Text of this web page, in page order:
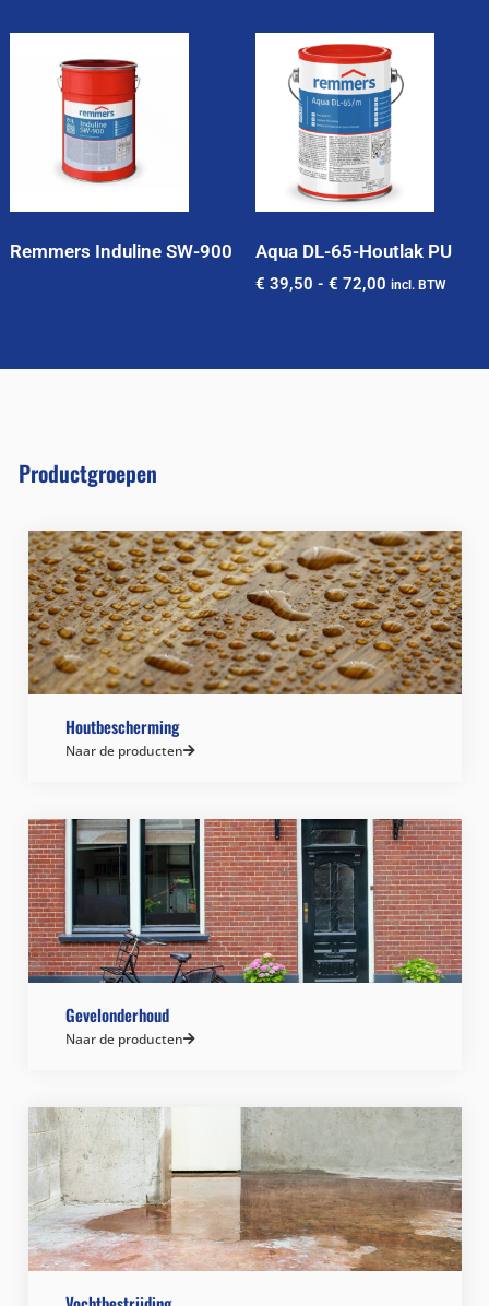
Remmers Induline SW-900 Aqua DL-65-Houtlak PU
€ 39,50 - € 72,00 incl. BTW
Productgroepen
Houtbescherming
Naar de producten
Gevelonderhoud
Naar de producten